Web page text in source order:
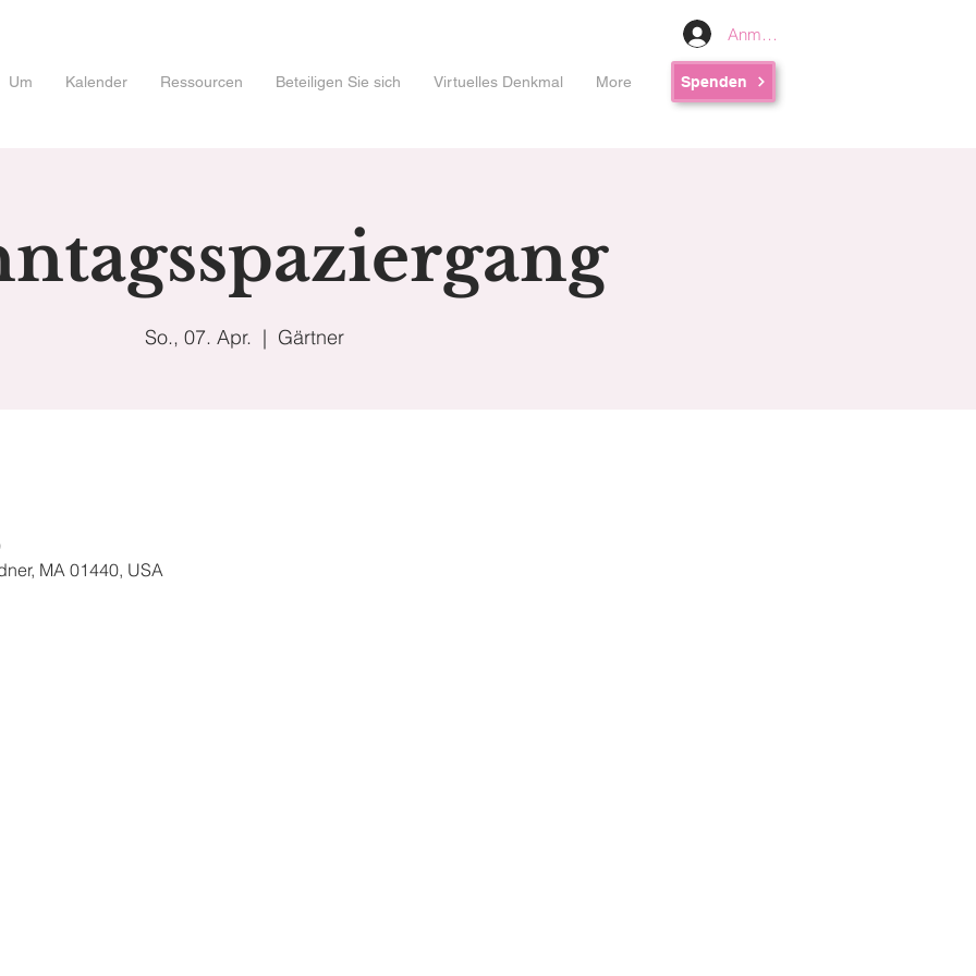
Anmelden
Um Kalender Ressourcen Beteiligen Sie sich Virtuelles Denkmal More Spenden
So., 07. Apr.
  |
Gärtner
MA 01440, USA